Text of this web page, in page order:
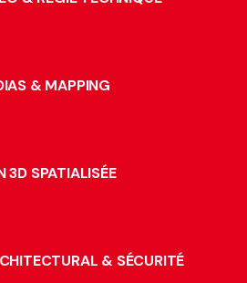
& MAPPING
3D SPATIALISÉE
& SÉCURITÉ